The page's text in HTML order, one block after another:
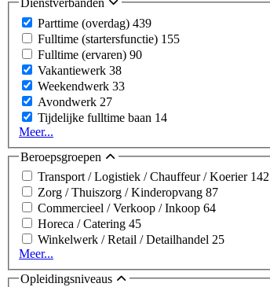
Dienstverbanden
Parttime (overdag) 439
Fulltime (startersfunctie) 155
Fulltime (ervaren) 90
Vakantiewerk 38
Weekendwerk 33
Avondwerk 27
Tijdelijke fulltime baan 14
Meer...
Beroepsgroepen
Transport / Logistiek / Chauffeur / Koerier 142
Zorg / Thuiszorg / Kinderopvang 87
Commercieel / Verkoop / Inkoop 64
Horeca / Catering 45
Winkelwerk / Retail / Detailhandel 25
Meer...
Opleidingsniveaus